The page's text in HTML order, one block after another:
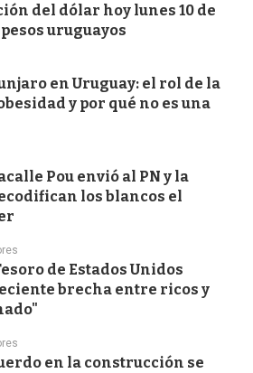
del dólar hoy lunes 10 de
uruguayos
en Uruguay: el rol de la
y por qué no es una
Pou envió al PN y la
los blancos el
de Estados Unidos
brecha entre ricos y
en la construcción se